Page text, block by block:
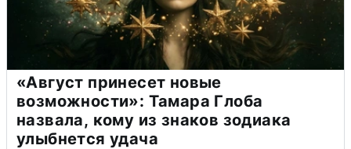
«Август принесет новые
возможности»: Тамара Глоба
назвала, кому из знаков зодиака
улыбнется удача